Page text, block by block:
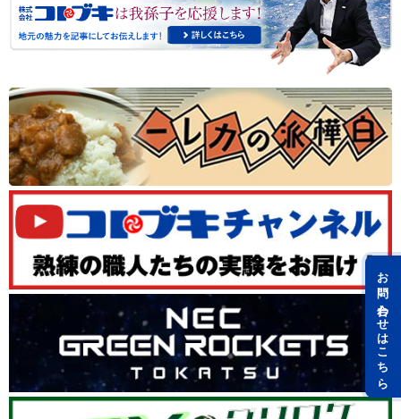
お問い合わせはこちら